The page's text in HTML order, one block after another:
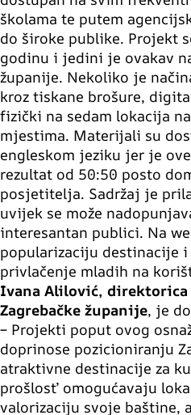
školama te putem
do široke publike. Projekt
godinu i jedini je ovakav
županije. Nekoliko je
kroz tiskane brošure,
fizički na sedam lokacija
mjestima. Materijali su
engleskom jeziku jer je
rezultat od 50:50 posto
posjetitelja. Sadržaj je
uvijek se može
interesantan publici. Na
popularizaciju destinacije
privlačenje mladih na
Ivana Alilović,
Zagrebačke županije, je
– Projekti poput ovog
doprinose pozicioniranju
atraktivne destinacije za
prošlost’ omogućavaju
valorizaciju svoje baštine,